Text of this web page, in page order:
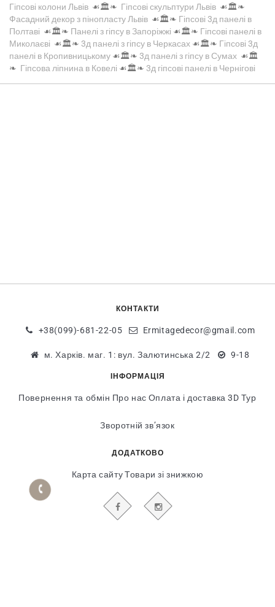
Гіпсові колони Львів ☙🏛️❧ Гіпсові скульптури Львів ☙🏛️❧
Фасадний декор з пінопласту Львів ☙🏛️❧ Гіпсові 3д панелі в
Полтаві ☙🏛️❧ Панелі з гіпсу в Запоріжжі ☙🏛️❧ Гіпсові панелі в
Миколаєві ☙🏛️❧ 3д панелі з гіпсу в Черкасах ☙🏛️❧ Гіпсові 3д
панелі в Кропивницькому ☙🏛️❧ 3д панелі з гіпсу в Сумах ☙🏛️
❧ Гіпсова ліпнина в Ковелі ☙🏛️❧ 3д гіпсові панелі в Чернігові
КОНТАКТИ
+38(099)-681-22-05 Ermitagedecor@gmail.com
м. Харків. маг. 1: вул. Залютинська 2/2 9-18
ІНФОРМАЦІЯ
Повернення та обмін Про нас Оплата і доставка 3D Тур
Зворотній зв’язок
ДОДАТКОВО
Карта сайту Товари зі знижкою